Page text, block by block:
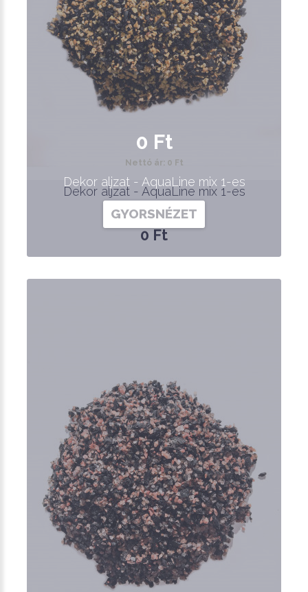
Dekor aljzat - AquaLine mix 1-es
0 Ft
0 Ft
Nettó ár: 0 Ft
Dekor aljzat - AquaLine mix 1-es
GYORSNÉZET